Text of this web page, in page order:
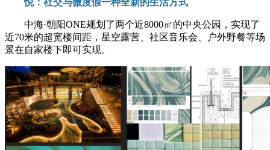
悦：社交与微度假一种全新的生活方式
中海·朝阳ONE规划了两个近8000㎡的中央公园，实现了
近70米的超宽楼间距，星空露营、社区音乐会、户外野餐等场
景在自家楼下即可实现。